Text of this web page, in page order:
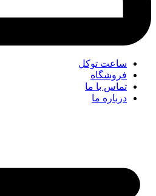
ساعت توکل
فروشگاه
تماس با ما
درباره ما